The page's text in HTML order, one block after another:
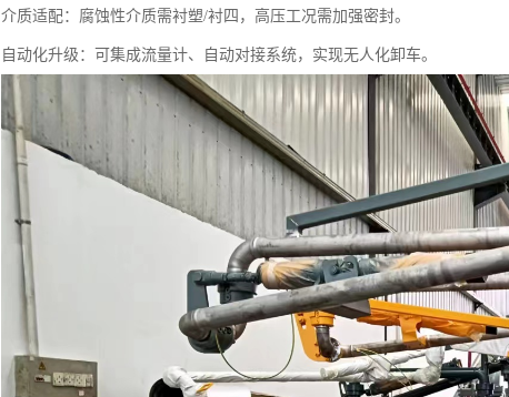
介质适配：腐蚀性介质需衬塑/衬四，高压工况需加强密封。
自动化升级：可集成流量计、自动对接系统，实现无人化卸车。